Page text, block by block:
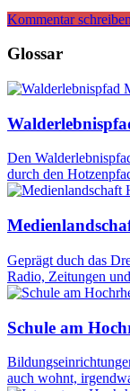
Kommentar schreiben
Glossar
Den
durch den
Geprägt duch das
Radio, Zeitungen
Schule am
auch wohnt,